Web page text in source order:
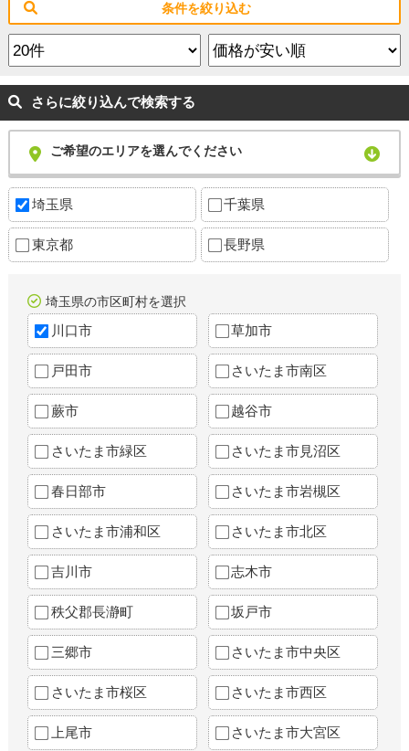
条件を絞り込む
さらに絞り込んで検索する
ご希望のエリアを選んでください
埼玉県 千葉県
東京都 長野県
埼玉県の市区町村を選択
川口市 草加市
戸田市 さいたま市南区
蕨市 越谷市
さいたま市緑区 さいたま市見沼区
春日部市 さいたま市岩槻区
さいたま市浦和区 さいたま市北区
吉川市 志木市
秩父郡長瀞町 坂戸市
三郷市 さいたま市中央区
さいたま市桜区 さいたま市西区
上尾市 さいたま市大宮区